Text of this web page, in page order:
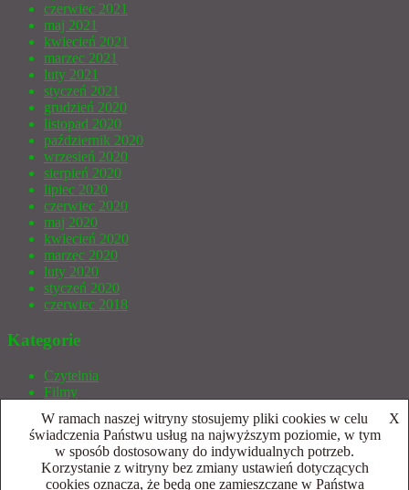
czerwiec 2021
maj 2021
kwiecień 2021
marzec 2021
luty 2021
styczeń 2021
grudzień 2020
listopad 2020
październik 2020
wrzesień 2020
sierpień 2020
lipiec 2020
czerwiec 2020
maj 2020
kwiecień 2020
marzec 2020
luty 2020
styczeń 2020
czerwiec 2018
Kategorie
Czytelnia
Filmy
Gry Wideo
Indycza Armata
Inne
Publicystyka
W ramach naszej witryny stosujemy pliki cookies w celu
świadczenia Państwu usług na najwyższym poziomie, w tym
w sposób dostosowany do indywidualnych potrzeb.
Korzystanie z witryny bez zmiany ustawień dotyczących
cookies oznacza, że będą one zamieszczane w Państwa
X